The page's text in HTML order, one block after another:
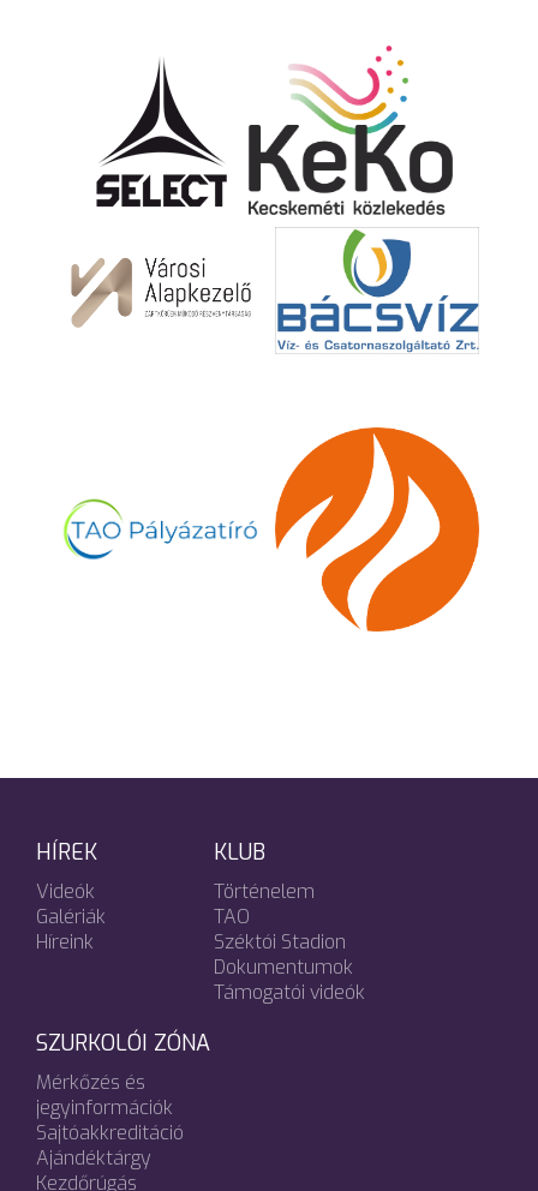
HÍREK
Videók
Galériák
Híreink
KLUB
Történelem
TAO
Széktói Stadion
Dokumentumok
Támogatói videók
SZURKOLÓI ZÓNA
Mérkőzés és
jegyinformációk
Sajtóakkreditáció
Ajándéktárgy
Kezdőrúgás